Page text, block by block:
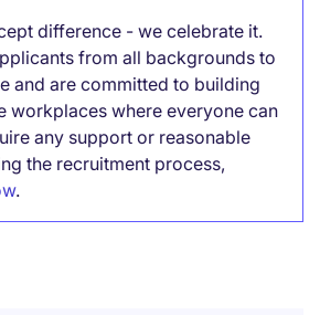
difference - we celebrate it.
from all backgrounds to
and are committed to building
workplaces where everyone can
any support or reasonable
the recruitment process,
.